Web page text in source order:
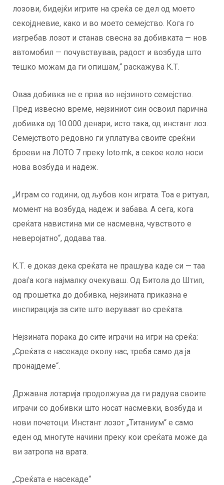
лозови, бидејќи игрите на среќа се дел од моето
секојдневие, како и во моето семејство. Кога го
изгребав лозот и станав свесна за добивката — нов
автомобил — почувствував, радост и возбуда што
тешко можам да ги опишам,“ раскажува К.Т.
Оваа добивка не е прва во нејзиното семејство.
Пред извесно време, нејзиниот син освоил парична
добивка од 10.000 денари, исто така, од инстант лоз.
Семејството редовно ги уплатува своите среќни
броеви на ЛОТО 7 преку loto.mk, а секое коло носи
нова возбуда и надеж.
„Играм со години, од љубов кон играта. Тоа е ритуал,
момент на возбуда, надеж и забава. А сега, кога
среќата навистина ми се насмевна, чувството е
неверојатно“, додава таа.
К.Т. е доказ дека среќата не прашува каде си — таа
доаѓа кога најмалку очекуваш. Од Битола до Штип,
од прошетка до добивка, нејзината приказна е
инспирација за сите што веруваат во среќата.
Нејзината порака до сите играчи на игри на среќа:
„Среќата е насекаде околу нас, треба само да ја
пронајдеме“.
Државна лотарија продолжува да ги радува своите
играчи со добивки што носат насмевки, возбуда и
нови почетоци. Инстант лозот „Титаниум“ е само
еден од многуте начини преку кои среќата може да
ви затропа на врата.
„Среќата е насекаде“